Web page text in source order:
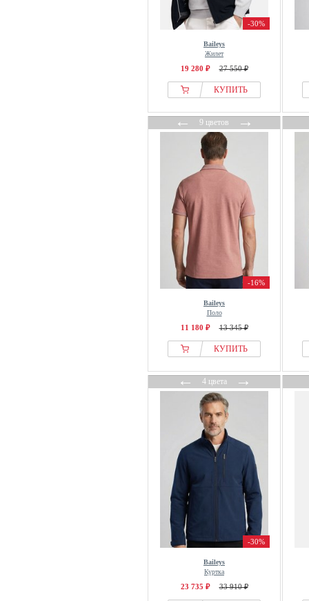
-30%
Baileys
Жилет
19 280 ₽ 27 550 ₽
КУПИТЬ
←9 цветов→
-16%
Baileys
Поло
11 180 ₽ 13 345 ₽
КУПИТЬ
←4 цвета→
-30%
Baileys
Куртка
23 735 ₽ 33 910 ₽